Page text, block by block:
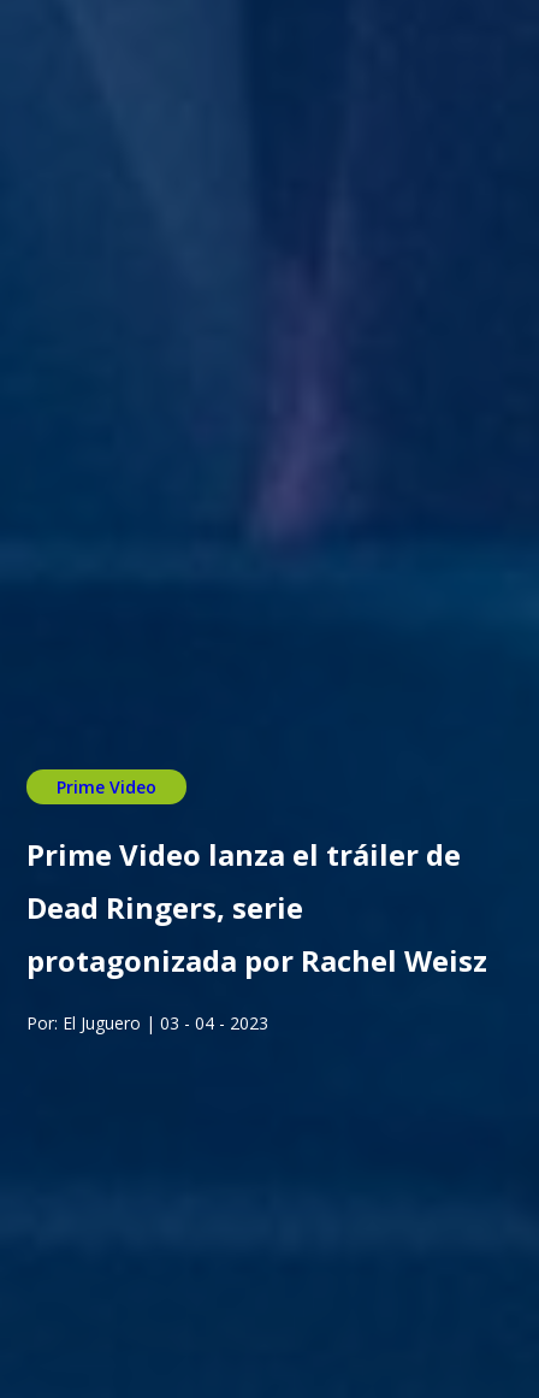
Prime Video
Prime Video lanza el tráiler de
Dead Ringers, serie
protagonizada por Rachel Weisz
Por: El Juguero | 03 - 04 - 2023